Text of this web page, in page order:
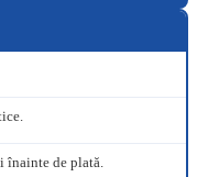
înainte de plată.